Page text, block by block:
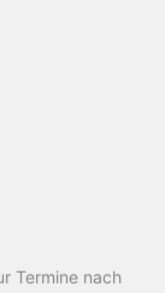
Termine nach